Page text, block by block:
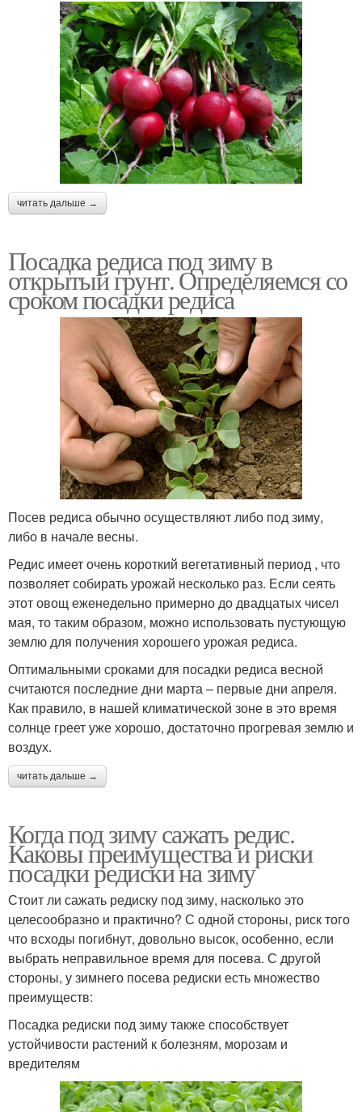
читать дальше →
Посадка редиса под зиму в
открытый грунт. Определяемся со
сроком посадки редиса
Посев редиса обычно осуществляют либо под зиму,
либо в начале весны.
Редис имеет очень короткий вегетативный период , что
позволяет собирать урожай несколько раз. Если сеять
этот овощ еженедельно примерно до двадцатых чисел
мая, то таким образом, можно использовать пустующую
землю для получения хорошего урожая редиса.
Оптимальными сроками для посадки редиса весной
считаются последние дни марта – первые дни апреля.
Как правило, в нашей климатической зоне в это время
солнце греет уже хорошо, достаточно прогревая землю и
воздух.
читать дальше →
Когда под зиму сажать редис.
Каковы преимущества и риски
посадки редиски на зиму
Стоит ли сажать редиску под зиму, насколько это
целесообразно и практично? С одной стороны, риск того
что всходы погибнут, довольно высок, особенно, если
выбрать неправильное время для посева. С другой
стороны, у зимнего посева редиски есть множество
преимуществ:
Посадка редиски под зиму также способствует
устойчивости растений к болезням, морозам и
вредителям